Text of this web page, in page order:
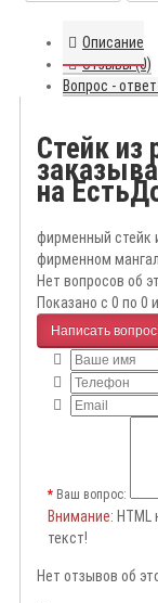
Описание
Отзывы (0)
Вопрос -
Стейк из
на
фирменный стейк
фирменном
Нет вопросов об
Показано с 0 по 0
Написать вопрос
Ваш вопрос:
Внимание:
текст!
Нет отзывов об